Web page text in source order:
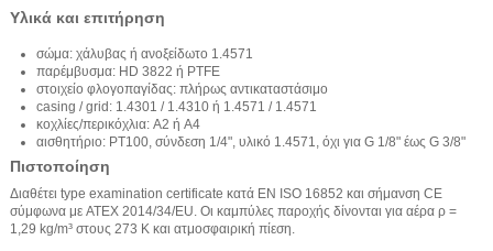
Υλικά και επιτήρηση
σώμα: χάλυβας ή ανοξείδωτο 1.4571
παρέμβυσμα: HD 3822 ή PTFE
στοιχείο φλογοπαγίδας: πλήρως αντικαταστάσιμο
casing / grid: 1.4301 / 1.4310 ή 1.4571 / 1.4571
κοχλίες/περικόχλια: A2 ή A4
αισθητήριο: PT100, σύνδεση 1/4", υλικό 1.4571, όχι για G 1/8" έως G 3/8"
Πιστοποίηση
Διαθέτει type examination certificate κατά EN ISO 16852 και σήμανση CE
σύμφωνα με ATEX 2014/34/EU. Οι καμπύλες παροχής δίνονται για αέρα ρ =
1,29 kg/m³ στους 273 K και ατμοσφαιρική πίεση.